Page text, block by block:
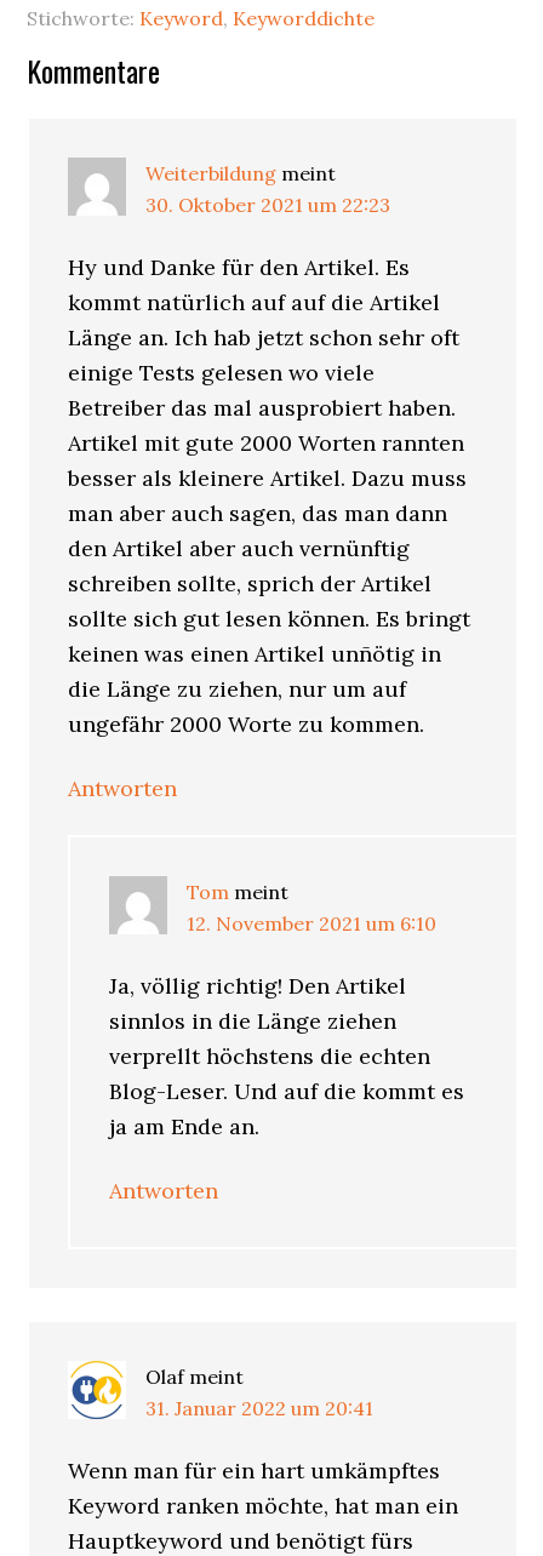
Stichworte: Keyword, Keyworddichte
Leser-
Kommentare
Weiterbildung meint
30. Oktober 2021 um 22:23
Hy und Danke für den Artikel. Es
kommt natürlich auf auf die Artikel
Länge an. Ich hab jetzt schon sehr oft
einige Tests gelesen wo viele
Betreiber das mal ausprobiert haben.
Artikel mit gute 2000 Worten rannten
besser als kleinere Artikel. Dazu muss
man aber auch sagen, das man dann
den Artikel aber auch vernünftig
schreiben sollte, sprich der Artikel
sollte sich gut lesen können. Es bringt
keinen was einen Artikel unñötig in
die Länge zu ziehen, nur um auf
ungefähr 2000 Worte zu kommen.
Antworten
Tom meint
12. November 2021 um 6:10
Ja, völlig richtig! Den Artikel
sinnlos in die Länge ziehen
verprellt höchstens die echten
Blog-Leser. Und auf die kommt es
ja am Ende an.
Antworten
Olaf meint
31. Januar 2022 um 20:41
Wenn man für ein hart umkämpftes
Keyword ranken möchte, hat man ein
Hauptkeyword und benötigt fürs